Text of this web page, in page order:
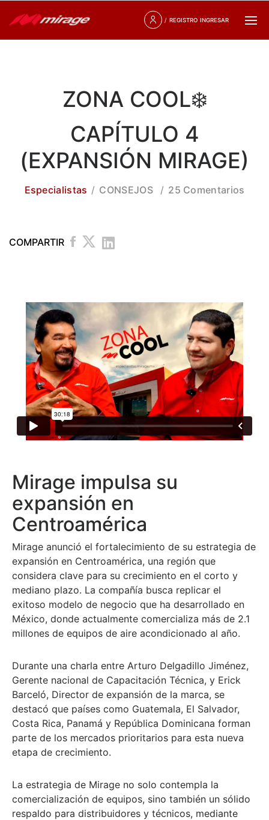
/ REGISTRO INGRESAR
ZONA COOL❄️
CAPÍTULO 4
(EXPANSIÓN MIRAGE)
Especialistas CONSEJOS 25 Comentarios
COMPARTIR
Mirage impulsa su
expansión en
Centroamérica
Mirage anunció el fortalecimiento de su estrategia de
expansión en Centroamérica, una región que
considera clave para su crecimiento en el corto y
mediano plazo. La compañía busca replicar el
exitoso modelo de negocio que ha desarrollado en
México, donde actualmente comercializa más de 2.1
millones de equipos de aire acondicionado al año.
Durante una charla entre Arturo Delgadillo Jiménez,
Gerente nacional de Capacitación Técnica, y Erick
Barceló, Director de expansión de la marca, se
destacó que países como Guatemala, El Salvador,
Costa Rica, Panamá y República Dominicana forman
parte de los mercados prioritarios para esta nueva
etapa de crecimiento.
La estrategia de Mirage no solo contempla la
comercialización de equipos, sino también un sólido
respaldo para distribuidores y técnicos, mediante